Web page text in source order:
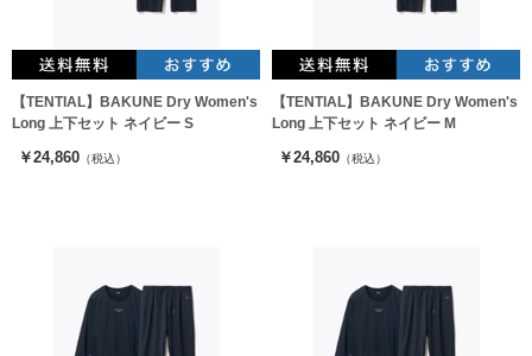
【TENTIAL】BAKUNE Dry Women's
Long 上下セット ネイビー S
￥24,860 （税込）
【TENTIAL】BAKUNE Dry Women's
Long 上下セット ネイビー M
￥24,860 （税込）